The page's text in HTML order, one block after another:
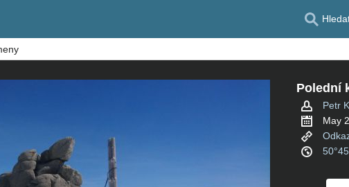
Polední
Petr
May